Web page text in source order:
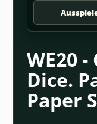
WE20
Dice.
Paper